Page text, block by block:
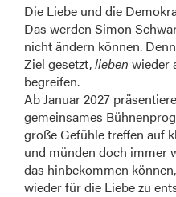
Die Liebe und die
Das werden Simon
nicht ändern können.
Ziel gesetzt,lieben wieder
begreifen.
Ab Januar 2027
gemeinsames
große Gefühle treffen auf
und münden doch immer
das hinbekommen
wieder für die Liebe zu